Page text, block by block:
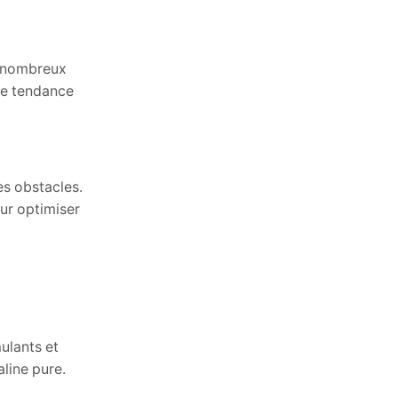
tendance
obstacles.
optimiser
et
pure.